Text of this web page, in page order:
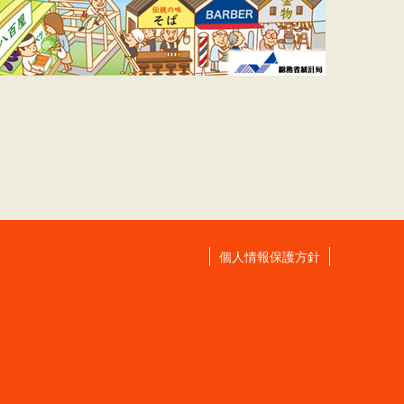
個人情報保護方針